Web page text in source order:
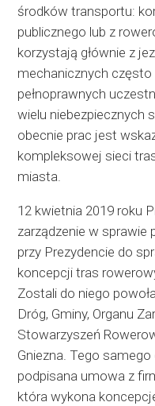
środków transportu:
publicznego lub z
korzystają głównie z
mechanicznych
pełnoprawnych
wielu niebezpiecznych
obecnie prac jest
kompleksowej sieci
miasta.
12 kwietnia 2019 roku
zarządzenie w sprawie
przy Prezydencie do
koncepcji tras
Zostali do niego
Dróg, Gminy, Organu
Stowarzyszeń
Gniezna. Tego
podpisana umowa z
która wykona